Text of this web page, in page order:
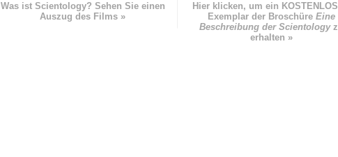
Was ist Scientology? Sehen Sie einen
Auszug des Films »
Hier klicken, um ein
Exemplar der Broschüre Eine
Beschreibung der Scientology
erhalten »